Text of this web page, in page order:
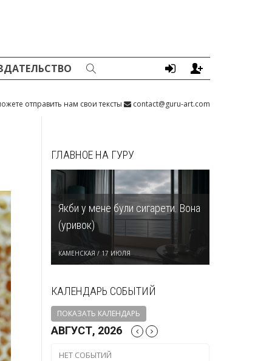
отправить нам свои тексты contact@guru-art.com
ГЛАВНОЕ НА ГУРУ
Якби у мене були сигарети. Вона
(уривок)
КАМЕНСКАЯ / 17 ИЮЛЯ
КАЛЕНДАРЬ СОБЫТИЙ
ПОКАЗАТЬ КАЛЕНДАРЬ
АВГУСТ, 2026
НЕТ СОБЫТИЙ